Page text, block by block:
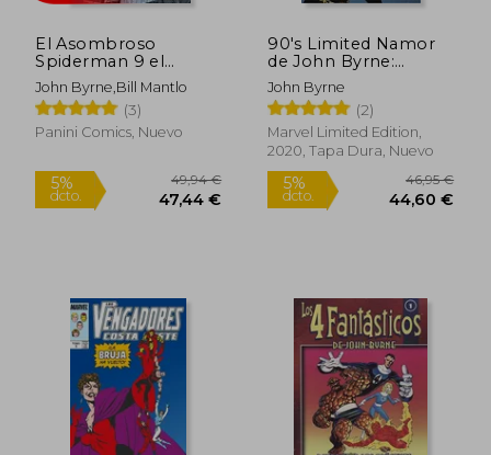
5%
dcto. 51,25 €
5%
dcto.
El Asombroso
Spiderman 9 el
Regreso del Ladron
Marvel Gold
John Byrne,Bill Mantlo
(3)
Panini Comics, Nuevo
90's Limited Namor
de John Byrne:
Semilla de Maldad
John Byrne
(2)
Marvel Limited Edition,
2020, Tapa Dura, Nuevo